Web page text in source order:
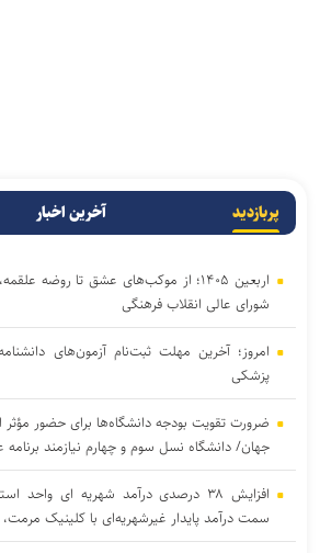
پربازدید آخرین اخبار
اربعین ۱۴۰۵؛ از موکب‌های عشق تا روضه
شورای عالی انقلاب فرهنگی
امروز؛ آخرین مهلت ثبت‌نام آزمون‌های
پزشکی
ضرورت تقویت بودجه دانشگاه‌ها برای حضور مؤثر
جهان/ دانشگاه نسل سوم و چهارم نیازمند
افزایش ۳۸ درصدی درآمد شهریه ای
سمت درآمد پایدار غیرشهریه‌ای با کلینیک مرمت،